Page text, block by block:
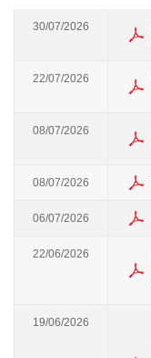
30/07/2026
22/07/2026
08/07/2026
08/07/2026
06/07/2026
22/06/2026
19/06/2026